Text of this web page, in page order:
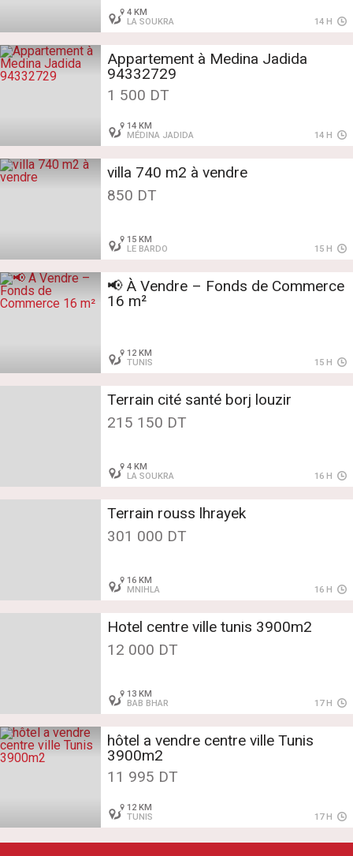
4 KM
LA SOUKRA
14 H
Appartement à Medina Jadida
94332729
1 500 DT
14 KM
MÉDINA JADIDA
14 H
villa 740 m2 à vendre
850 DT
15 KM
LE BARDO
15 H
📢 À Vendre – Fonds de Commerce
16 m²
12 KM
TUNIS
15 H
Terrain cité santé borj louzir
215 150 DT
4 KM
LA SOUKRA
16 H
Terrain rouss lhrayek
301 000 DT
16 KM
MNIHLA
16 H
Hotel centre ville tunis 3900m2
12 000 DT
13 KM
BAB BHAR
17 H
hôtel a vendre centre ville Tunis
3900m2
11 995 DT
12 KM
TUNIS
17 H